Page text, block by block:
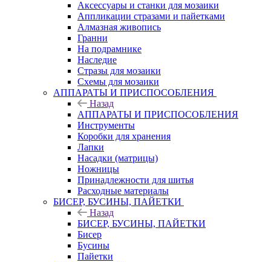
Аксессуары и станки для мозаики
Аппликации стразами и пайетками
Алмазная живопись
Гранни
На подрамнике
Наследие
Стразы для мозаики
Схемы для мозаики
АППАРАТЫ И ПРИСПОСОБЛЕНИЯ
Назад
АППАРАТЫ И ПРИСПОСОБЛЕНИЯ
Инструменты
Коробки для хранения
Лапки
Насадки (матрицы)
Ножницы
Принадлежности для шитья
Расходные материалы
БИСЕР, БУСИНЫ, ПАЙЕТКИ
Назад
БИСЕР, БУСИНЫ, ПАЙЕТКИ
Бисер
Бусины
Пайетки